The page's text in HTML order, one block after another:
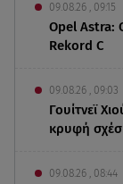
09.08.26 , 09:15
Opel Astra:
Rekord C
09.08.26 , 09:03
Γουίτνεϊ
κρυφή
09.08.26 , 08:44